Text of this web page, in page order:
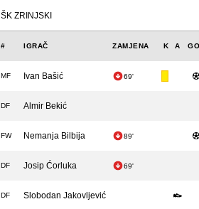
ZRINJSKI
# IGRAČ ZAMJENA K A
MF Ivan Bašić 69'
DF Almir Bekić
FW Nemanja Bilbija 89'
DF Josip Ćorluka 69'
DF Slobodan Jakovljević